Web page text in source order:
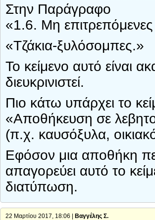
Στην Παράγραφο
«1.6. Μη επιτρεπόμενες
«Τζάκια-ξυλόσομπες.»
Το κείμενο αυτό είναι
διευκρινιστεί.
Πιο κάτω υπάρχει το
«Αποθήκευση σε
(π.χ. καυσόξυλα,
Εφόσον μια αποθήκη
απαγορεύει αυτό το
διατύπωση.
22 Μαρτίου 2017, 18:06 | Βαγγέλης Σ.